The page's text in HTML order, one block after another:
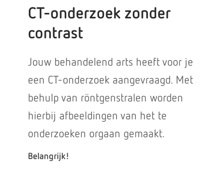
CT-onderzoek zonder
contrast
Jouw behandelend arts heeft voor je
een CT-onderzoek aangevraagd. Met
behulp van röntgenstralen worden
hierbij afbeeldingen van het te
onderzoeken orgaan gemaakt.
Belangrijk!